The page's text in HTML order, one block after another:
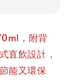
，附背
直飲設計，
能又環保